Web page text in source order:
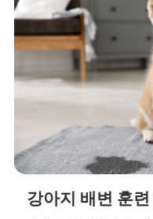
강아지 배변 훈